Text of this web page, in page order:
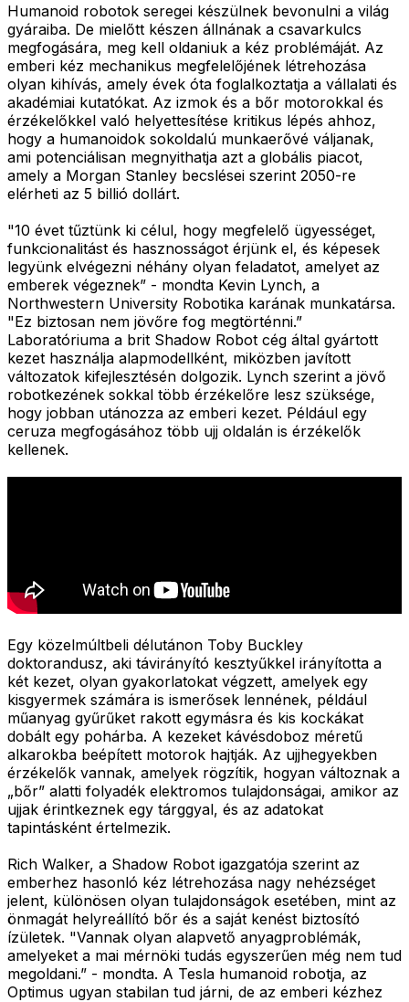
Humanoid robotok seregei készülnek bevonulni a világ
gyáraiba. De mielőtt készen állnának a csavarkulcs
megfogására, meg kell oldaniuk a kéz problémáját. Az
emberi kéz mechanikus megfelelőjének létrehozása
olyan kihívás, amely évek óta foglalkoztatja a vállalati és
akadémiai kutatókat. Az izmok és a bőr motorokkal és
érzékelőkkel való helyettesítése kritikus lépés ahhoz,
hogy a humanoidok sokoldalú munkaerővé váljanak,
ami potenciálisan megnyithatja azt a globális piacot,
amely a Morgan Stanley becslései szerint 2050-re
elérheti az 5 billió dollárt.
"10 évet tűztünk ki célul, hogy megfelelő ügyességet,
funkcionalitást és hasznosságot érjünk el, és képesek
legyünk elvégezni néhány olyan feladatot, amelyet az
emberek végeznek” - mondta Kevin Lynch, a
Northwestern University Robotika karának munkatársa.
"Ez biztosan nem jövőre fog megtörténni.”
Laboratóriuma a brit Shadow Robot cég által gyártott
kezet használja alapmodellként, miközben javított
változatok kifejlesztésén dolgozik. Lynch szerint a jövő
robotkezének sokkal több érzékelőre lesz szüksége,
hogy jobban utánozza az emberi kezet. Például egy
ceruza megfogásához több ujj oldalán is érzékelők
kellenek.
Egy közelmúltbeli délutánon Toby Buckley
doktorandusz, aki távirányító kesztyűkkel irányította a
két kezet, olyan gyakorlatokat végzett, amelyek egy
kisgyermek számára is ismerősek lennének, például
műanyag gyűrűket rakott egymásra és kis kockákat
dobált egy pohárba. A kezeket kávésdoboz méretű
alkarokba beépített motorok hajtják. Az ujjhegyekben
érzékelők vannak, amelyek rögzítik, hogyan változnak a
„bőr” alatti folyadék elektromos tulajdonságai, amikor az
ujjak érintkeznek egy tárggyal, és az adatokat
tapintásként értelmezik.
Rich Walker, a Shadow Robot igazgatója szerint az
emberhez hasonló kéz létrehozása nagy nehézséget
jelent, különösen olyan tulajdonságok esetében, mint az
önmagát helyreállító bőr és a saját kenést biztosító
ízületek. "Vannak olyan alapvető anyagproblémák,
amelyeket a mai mérnöki tudás egyszerűen még nem tud
megoldani.” - mondta. A Tesla humanoid robotja, az
Optimus ugyan stabilan tud járni, de az emberi kézhez